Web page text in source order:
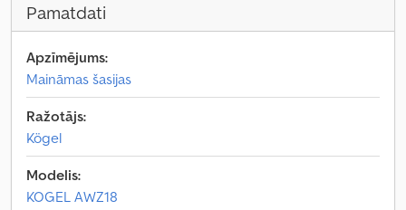
Pamatdati
Apzīmējums:
Maināmas šasijas
Ražotājs:
Kögel
Modelis:
KOGEL AWZ18